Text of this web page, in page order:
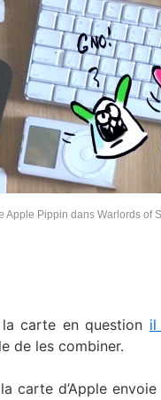
Apple Pippin dans Warlords of
carte en question il
de les combiner.
carte d’Apple envoie